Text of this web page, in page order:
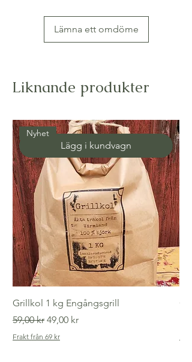
Lämna ett omdöme
Liknande produkter
Lägg i kundvagn
Nyhet
Grillkol 1 kg Engångsgrill
Ordinarie pris
59,00 kr Reapris
49,00 kr
Frakt från 69 kr